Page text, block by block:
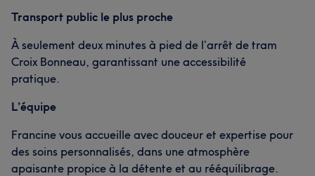
Transport public le plus proche
À seulement deux minutes à pied de l’arrêt de tram
Croix Bonneau, garantissant une accessibilité
pratique.
L’équipe
Francine vous accueille avec douceur et expertise pour
des soins personnalisés, dans une atmosphère
apaisante propice à la détente et au rééquilibrage.